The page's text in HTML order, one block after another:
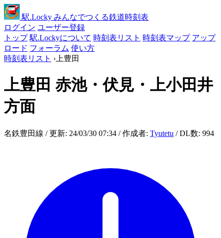
駅.Locky みんなでつくる鉄道時刻表
ログイン ユーザー登録
トップ 駅.Lockyについて 時刻表リスト 時刻表マップ アップ
ロード フォーラム 使い方
時刻表リスト › 上豊田
上豊田 赤池・伏見・上小田井
方面
名鉄豊田線 / 更新: 24/03/30 07:34 / 作成者: Tyutetu / DL数: 994